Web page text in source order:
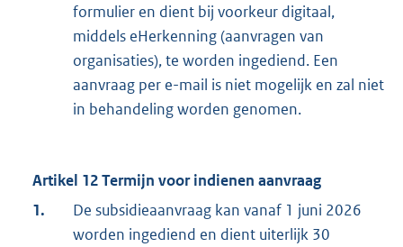
formulier en dient bij voorkeur digitaal,
middels eHerkenning (aanvragen van
organisaties), te worden ingediend. Een
aanvraag per e-mail is niet mogelijk en zal niet
in behandeling worden genomen.
Artikel 12 Termijn voor indienen aanvraag
1.
De subsidieaanvraag kan vanaf 1 juni 2026
worden ingediend en dient uiterlijk 30